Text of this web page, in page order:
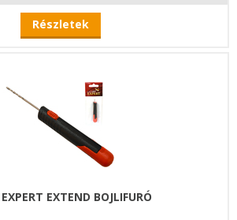
Részletek
EXTEND BOJLIFURÓ